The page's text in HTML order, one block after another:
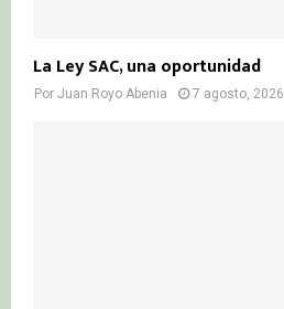
La Ley SAC, una oportunidad
Por Juan Royo Abenia 7 agosto, 2026